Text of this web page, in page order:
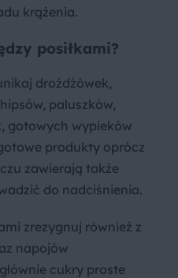
krążenia.
posiłkami?
drożdżówek,
paluszków,
gotowych wypieków
produkty oprócz
zawierają także
do nadciśnienia.
zrezygnuj również z
napojów
cukry proste